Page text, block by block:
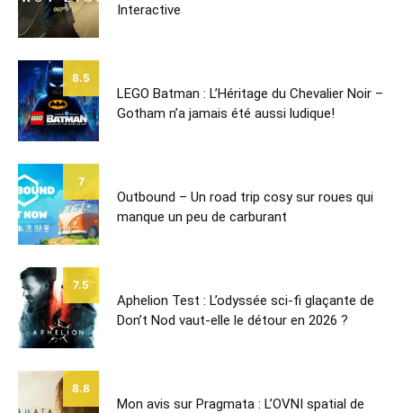
Interactive
8.5
LEGO Batman : L’Héritage du Chevalier Noir –
Gotham n’a jamais été aussi ludique!
7
Outbound – Un road trip cosy sur roues qui
manque un peu de carburant
7.5
Aphelion Test : L’odyssée sci-fi glaçante de
Don’t Nod vaut-elle le détour en 2026 ?
8.8
Mon avis sur Pragmata : L’OVNI spatial de